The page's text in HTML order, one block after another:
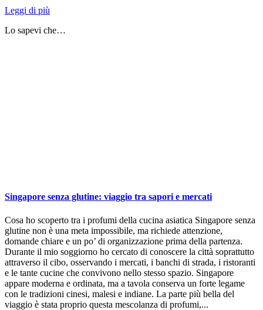
Leggi di più
Lo sapevi che…
Singapore senza glutine: viaggio tra sapori e mercati
Cosa ho scoperto tra i profumi della cucina asiatica Singapore senza
glutine non è una meta impossibile, ma richiede attenzione,
domande chiare e un po’ di organizzazione prima della partenza.
Durante il mio soggiorno ho cercato di conoscere la città soprattutto
attraverso il cibo, osservando i mercati, i banchi di strada, i ristoranti
e le tante cucine che convivono nello stesso spazio. Singapore
appare moderna e ordinata, ma a tavola conserva un forte legame
con le tradizioni cinesi, malesi e indiane. La parte più bella del
viaggio è stata proprio questa mescolanza di profumi,...